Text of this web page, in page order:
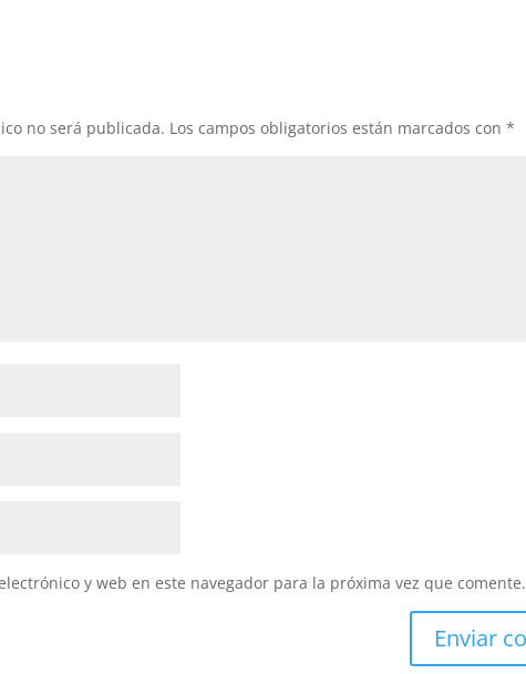
no será publicada. Los campos obligatorios están marcados con*
y web en este navegador para la próxima vez que comente.